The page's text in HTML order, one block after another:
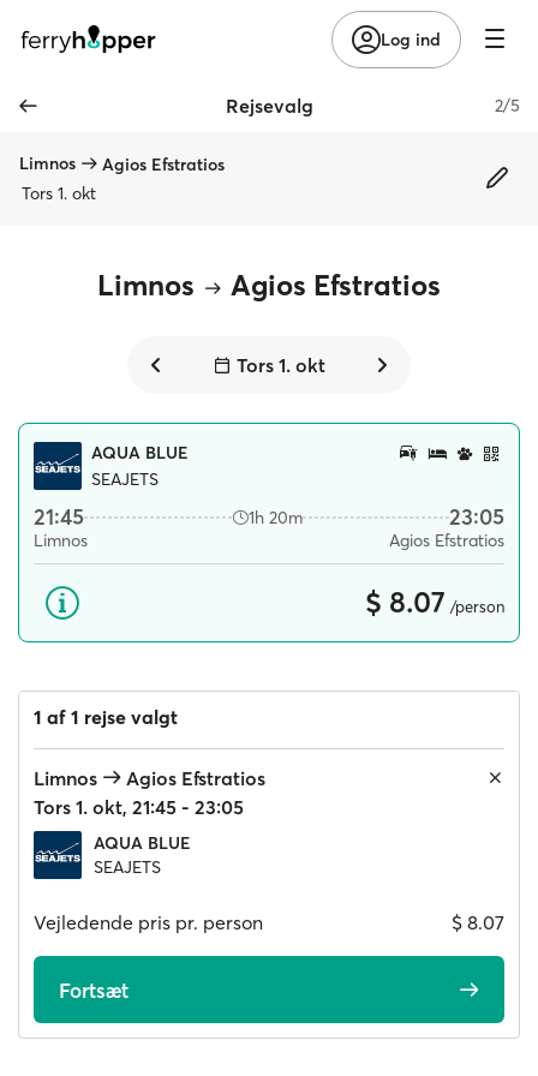
Log ind
Rejsevalg 2/5
Limnos
Agios Efstratios
Tors 1. okt
Limnos Agios Efstratios
Tors 1. okt
AQUA BLUE
SEAJETS
21:45 1h 20m 23:05
Limnos Agios Efstratios
$ 8.07 /person
1 af 1 rejse valgt
Limnos
Agios Efstratios
Tors 1. okt, 21:45 - 23:05
AQUA BLUE
SEAJETS
Vejledende pris pr. person $ 8.07
Fortsæt